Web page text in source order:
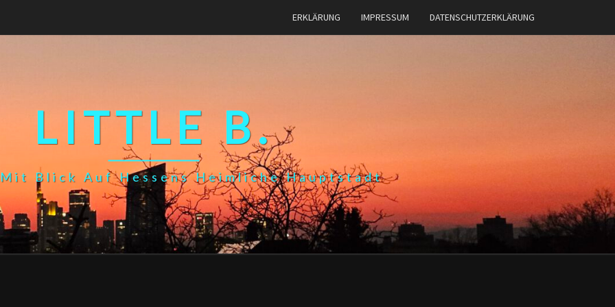
ERKLÄRUNG IMPRESSUM DATENSCHUTZERKLÄRUNG
LITTLE B.
Blick Auf Hessens Heimliche Hauptstadt